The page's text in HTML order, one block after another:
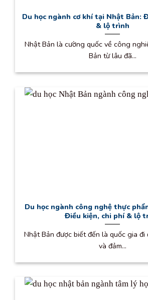
Du học ngành cơ khí tại Nhật Bản:
& lộ trình
Nhật Bản là cường quốc về công
Bản từ lâu đã...
Du học ngành công nghệ thực
Điều kiện, chi phí & lộ
Nhật Bản được biết đến là quốc gia
và đảm...